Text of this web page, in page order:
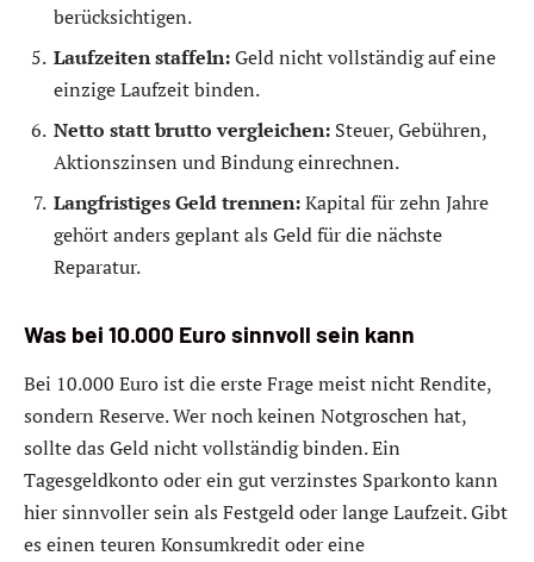
berücksichtigen.
Laufzeiten staffeln:Geld nicht vollständig auf eine
einzige Laufzeit binden.
Netto statt brutto vergleichen: Steuer, Gebühren,
Aktionszinsen und Bindung einrechnen.
Langfristiges Geld trennen:Kapital für zehn Jahre
gehört anders geplant als Geld für die nächste
Reparatur.
Was bei 10.000 Euro sinnvoll sein kann
Bei 10.000 Euro ist die erste Frage meist nicht Rendite,
sondern Reserve. Wer noch keinen Notgroschen hat,
sollte das Geld nicht vollständig binden. Ein
Tagesgeldkonto oder ein gut verzinstes Sparkonto kann
hier sinnvoller sein als Festgeld oder lange Laufzeit. Gibt
es einen teuren Konsumkredit oder eine